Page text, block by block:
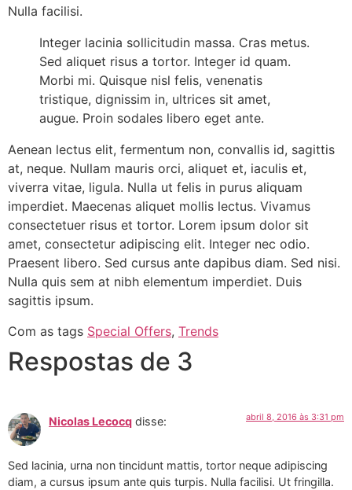
Nulla facilisi.
Integer lacinia sollicitudin massa. Cras metus.
Sed aliquet risus a tortor. Integer id quam.
Morbi mi. Quisque nisl felis, venenatis
tristique, dignissim in, ultrices sit amet,
augue. Proin sodales libero eget ante.
Aenean lectus elit, fermentum non, convallis id, sagittis
at, neque. Nullam mauris orci, aliquet et, iaculis et,
viverra vitae, ligula. Nulla ut felis in purus aliquam
imperdiet. Maecenas aliquet mollis lectus. Vivamus
consectetuer risus et tortor. Lorem ipsum dolor sit
amet, consectetur adipiscing elit. Integer nec odio.
Praesent libero. Sed cursus ante dapibus diam. Sed nisi.
Nulla quis sem at nibh elementum imperdiet. Duis
sagittis ipsum.
Com as tags Special Offers, Trends
Respostas de 3
Nicolas Lecocq disse: abril 8, 2016 às 3:31 pm
Sed lacinia, urna non tincidunt mattis, tortor neque adipiscing
diam, a cursus ipsum ante quis turpis. Nulla facilisi. Ut fringilla.